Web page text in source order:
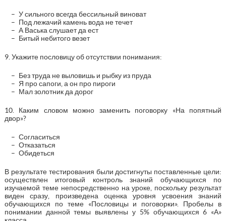
У сильного всегда бессильный виноват
Под лежачий камень вода не течет
А Васька слушает да ест
Битый небитого везет
9. Укажите пословицу об отсутствии понимания:
Без труда не выловишь и рыбку из пруда
Я про сапоги, а он про пироги
Мал золотник да дорог
10. Каким словом можно заменить поговорку «На попятный
двор»?
Согласиться
Отказаться
Обидеться
В результате тестирования были достигнуты поставленные цели:
осуществлен итоговый контроль знаний обучающихся по
изучаемой теме непосредственно на уроке, поскольку результат
виден сразу, произведена оценка уровня усвоения знаний
обучающихся по теме «Пословицы и поговорки». Пробелы в
понимании данной темы выявлены у 5% обучающихся 6 «А»